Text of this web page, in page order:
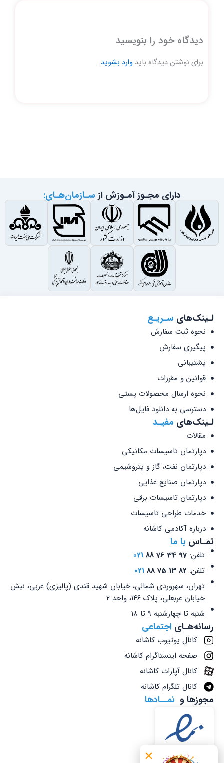
دیدگاه‌ خود را بنویسید
برای نوشتن دیدگاه باید وارد بشوید.
دارای مجـوز آمـوزش از سـازمان‌هـای:
لـینک‌های سـریـع
نحوه ثبت سفارش
پیگیری سفارش
پشتیبانی
قوانین و مقررات
نحوه ارسال محصولات پستی
دسترسی به دانلود فایل‌ها
لـینک‌های مفیـد
مقالات
دپارتمان تاسیسات مکانیکی
دپارتمان نفت، گاز و پتروشیمی
دپارتمان صنایع غذایی
دپارتمان تاسیسات برقی
خدمات طراحی تاسیسات
درباره آکادمی کاشانه
تمـاس با ما
تلفن:97 34 76 88
021
تلفن: 82 13 75 88
021
تهران، سهروردی شمالی، خیابان شهید قندی (پالیزی) غربی، نبش
خیابان عربعلی، پلاک ۱۴۶، واحد ۲
شنبه تا چهارشنبه 9 تا 18
رسانه‌هـای اجتماعی
کانال یوتیوب کاشانه
صفحه اینستاگرام کاشانه
کانال آپارات کاشانه
کانال تلگرام کاشانه
مجوزها و نمــادها